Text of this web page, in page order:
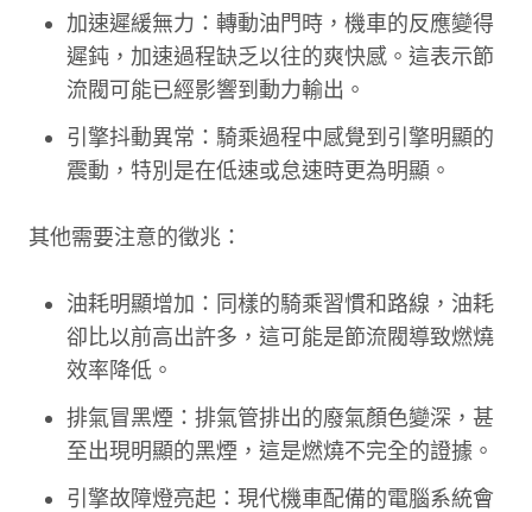
加速遲緩無力：轉動油門時，機車的反應變得
遲鈍，加速過程缺乏以往的爽快感。這表示節
流閥可能已經影響到動力輸出。
引擎抖動異常：騎乘過程中感覺到引擎明顯的
震動，特別是在低速或怠速時更為明顯。
其他需要注意的徵兆：
油耗明顯增加：同樣的騎乘習慣和路線，油耗
卻比以前高出許多，這可能是節流閥導致燃燒
效率降低。
排氣冒黑煙：排氣管排出的廢氣顏色變深，甚
至出現明顯的黑煙，這是燃燒不完全的證據。
引擎故障燈亮起：現代機車配備的電腦系統會